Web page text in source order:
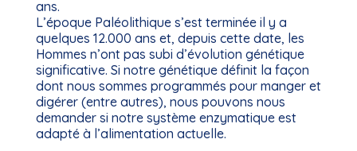
ans.
L’époque Paléolithique s’est terminée il y a
quelques 12.000 ans et, depuis cette date, les
Hommes n’ont pas subi d’évolution génétique
significative. Si notre génétique définit la façon
dont nous sommes programmés pour manger et
digérer (entre autres), nous pouvons nous
demander si notre système enzymatique est
adapté à l’alimentation actuelle.